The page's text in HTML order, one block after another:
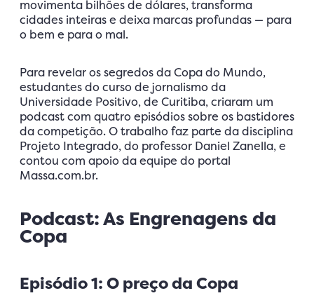
movimenta bilhões de dólares, transforma
cidades inteiras e deixa marcas profundas — para
o bem e para o mal.
Para revelar os segredos da Copa do Mundo,
estudantes do curso de jornalismo da
Universidade Positivo, de Curitiba, criaram um
podcast com quatro episódios sobre os bastidores
da competição. O trabalho faz parte da disciplina
Projeto Integrado, do professor Daniel Zanella, e
contou com apoio da equipe do portal
Massa.com.br.
Podcast: As Engrenagens da
Copa
Episódio 1: O preço da Copa